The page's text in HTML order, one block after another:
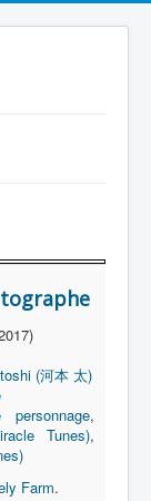
(河本 太)
personnage,
Tunes),
Farm.